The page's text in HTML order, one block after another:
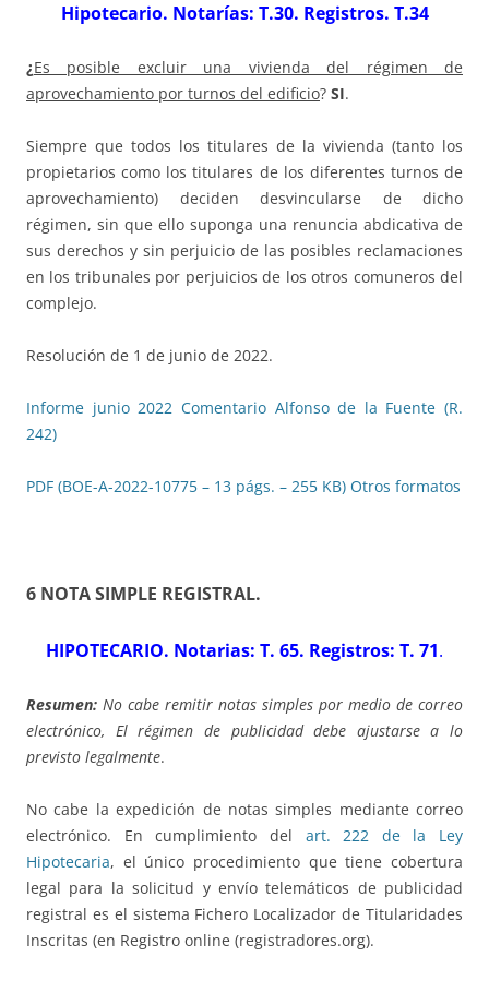
Hipotecario. Notarías: T.30. Registros. T.34
¿Es posible excluir una vivienda del régimen de
aprovechamiento por turnos del edificio? SI.
Siempre que todos los titulares de la vivienda (tanto los
propietarios como los titulares de los diferentes turnos de
aprovechamiento) deciden desvincularse de dicho
régimen, sin que ello suponga una renuncia abdicativa de
sus derechos y sin perjuicio de las posibles reclamaciones
en los tribunales por perjuicios de los otros comuneros del
complejo.
Resolución de 1 de junio de 2022.
Informe junio 2022 Comentario Alfonso de la Fuente (R.
242)
PDF (BOE-A-2022-10775 – 13 págs. – 255 KB) Otros formatos
6 NOTA SIMPLE REGISTRAL.
HIPOTECARIO. Notarias: T. 65. Registros: T. 71.
Resumen: No cabe remitir notas simples por medio de correo
electrónico, El régimen de publicidad debe ajustarse a lo
previsto legalmente.
No cabe la expedición de notas simples mediante correo
electrónico. En cumplimiento del art. 222 de la Ley
Hipotecaria, el único procedimiento que tiene cobertura
legal para la solicitud y envío telemáticos de publicidad
registral es el sistema Fichero Localizador de Titularidades
Inscritas (en Registro online (registradores.org).